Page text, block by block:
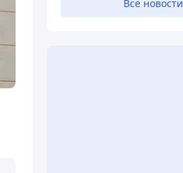
Все новости